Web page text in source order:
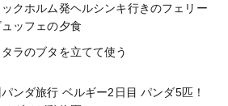
ックホルム発ヘルシンキ行きのフェリー
ッフェの夕食
ラのブタを立てて使う
ンダ旅行 ベルギー2日目 パンダ5匹！